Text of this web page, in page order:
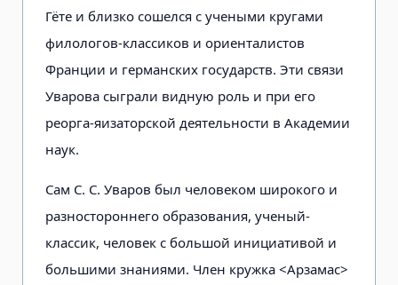
Гёте и близко сошелся с учеными кругами
филологов-классиков и ориенталистов
Франции и германских государств. Эти связи
Уварова сыграли видную роль и при его
реорга-яизаторской деятельности в Академии
наук.
Сам С. С. Уваров был человеком широкого и
разностороннего образования, ученый-
классик, человек с большой инициативой и
большими знаниями. Член кружка <Арзамас>